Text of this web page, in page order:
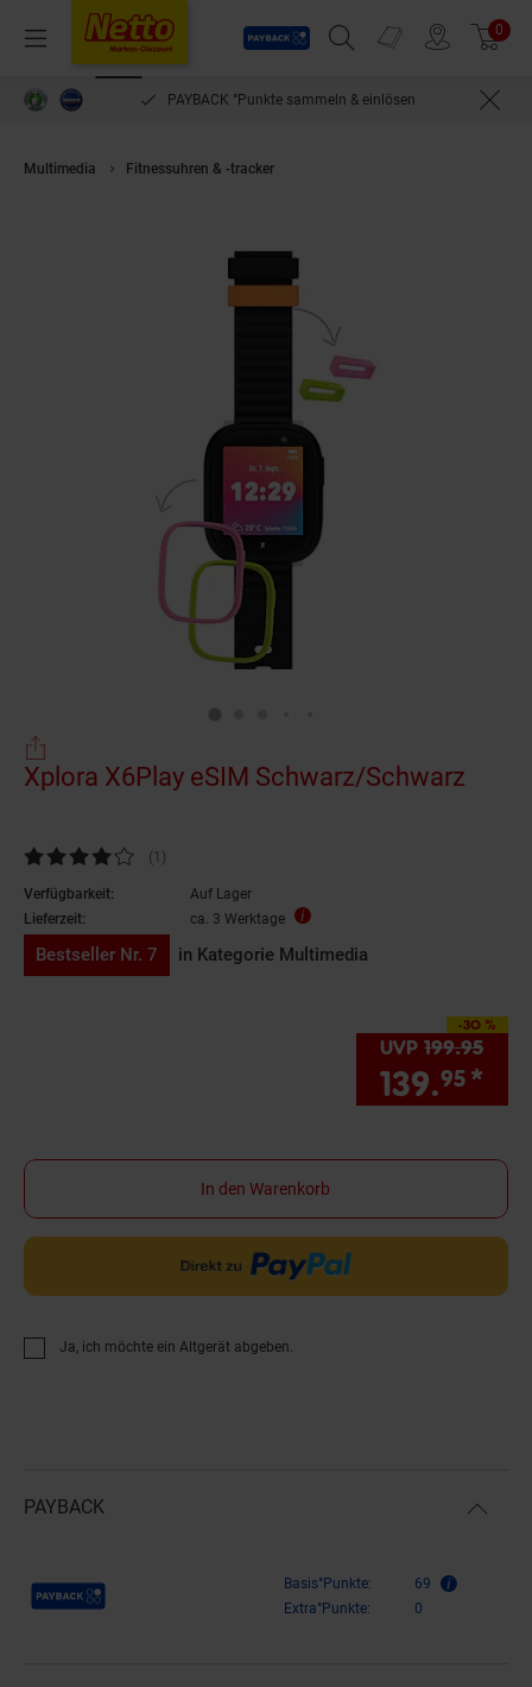
Menü
Payback
Suchfeld einblenden
Prospekte 0
PAYBACK °Punkte sammeln & einlösen
Multimedia Fitnessuhren & -tracker
Xplora X6Play eSIM Schwarz/Schwarz
Kundenbewertung: 4 von 5 Sternen
(1 Kundenbewertungen
)
Verfügbarkeit:
Auf Lager
Lieferzeit:
ca. 3 Werktage
Bestseller Nr. 7 in Kategorie Multimedia
-30 %
Sie Sparen 30
UVP199.95UVP
139.95 *
In den Warenkorb
Ja, ich möchte ein Altgerät abgeben.
PAYBACK
Payback Punkte Basis°Punkte:
69
Extra°Punkte:
0